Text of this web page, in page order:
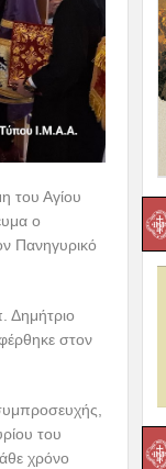
του Αγίου
ο
Πανηγυρικό
Δημήτριο
στον
του
χρόνο